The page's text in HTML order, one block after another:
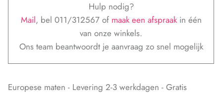
Hulp nodig?
Mail, bel 011/312567 of maak een afspraak in één
van onze winkels.
Ons team beantwoordt je aanvraag zo snel mogelijk
Europese maten - Levering 2-3 werkdagen - Gratis